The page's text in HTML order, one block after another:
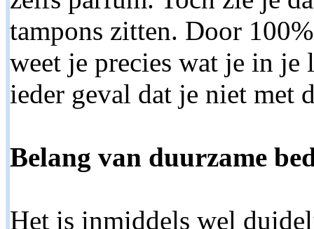
tampons zitten. Door
weet je precies wat je in je
ieder geval dat je niet met
Belang van duurzame
Het is inmiddels wel